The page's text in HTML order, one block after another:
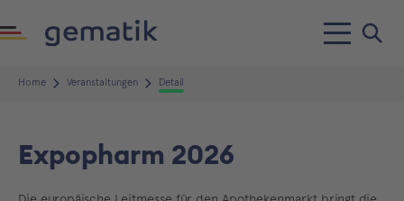
Home Veranstaltungen Detail
Expopharm 2026